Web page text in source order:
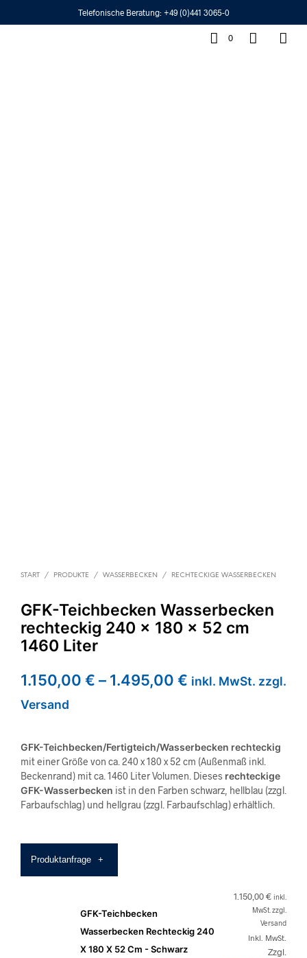
Telefonische Beratung: +49 (0)441 3065-0
0
START / PRODUKTE / WASSERBECKEN / RECHTECKIGE WASSERBECKEN
GFK-Teichbecken Wasserbecken
rechteckig 240 x 180 x 52 cm
1460 Liter
1.150,00 € – 1.495,00 € inkl. MwSt. zzgl.
Versand
GFK-Teichbecken/Fertigteich/Wasserbecken rechteckig
mit einer Größe von ca. 240 x 180 x 52 cm (Außenmaß inkl.
Beckenrand) mit ca. 1460 Liter Volumen. Dieses rechteckige
GFK-Wasserbecken ist in den Farben schwarz, hellblau (zzgl.
Farbaufschlag) und hellgrau (zzgl. Farbaufschlag) erhältlich.
Produktanfrage +
GFK-Teichbecken
Wasserbecken Rechteckig 240
X 180 X 52 Cm - Schwarz
1.150,00€ inkl.
MwSt. zzgl.
Versand
Inkl. MwSt.
Zzgl.